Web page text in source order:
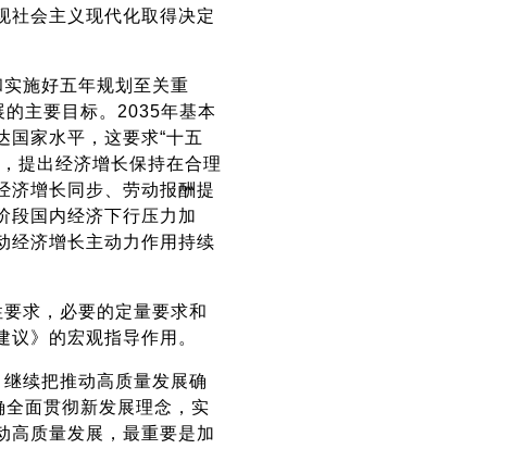
社会主义现代化取得决定
施好五年规划至关重
的主要目标。2035年基本
国家水平，这要求“十五
提出经济增长保持在合理
济增长同步、劳动报酬提
段国内经济下行压力加
经济增长主动力作用持续
求，必要的定量要求和
》的宏观指导作用。
续把推动高质量发展确
全面贯彻新发展理念，实
高质量发展，最重要是加